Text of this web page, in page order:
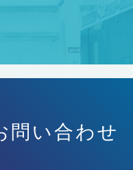
問い合わせ